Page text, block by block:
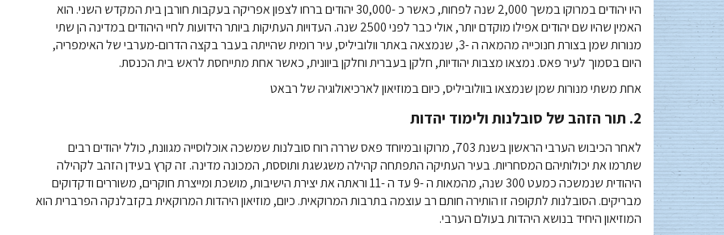
היו יהודים במרוקו במשך 2,000 שנה לפחות, כאשר כ -30,000 יהודים ברחו לצפון אפריקה בעקבות חורבן בית המקדש השני. הוא
האמין שהיו שם יהודים אפילו מוקדם יותר, אולי כבר לפני 2500 שנה. העדויות העתיקות ביותר הידועות לחיי היהודים במדינה הן שתי
מנורות שמן בצורת חנוכייה מהמאה ה -3, שנמצאה באתר וולוביליס, עיר רומית שהייתה בעבר בקצה הדרום-מערבי של האימפריה,
היום בסמוך לעיר פאס. נמצאו מצבות יהודיות, חלקן בעברית וחלקן ביוונית, כאשר אחת מתייחסת לראש בית הכנסת.
אחת משתי מנורות שמן שנמצאו בוולוביליס, כיום במוזיאון לארכיאולוגיה של רבאט
2. תור הזהב של סובלנות ולימוד יהדות
לאחר הכיבוש הערבי הראשון בשנת 703, מרוקו ובמיוחד פאס שררה רוח סובלנות שמשכה אוכלוסייה מגוונת, כולל יהודים רבים
שתרמו את יכולותיהם המסחריות. בעיר העתיקה התפתחה קהילה משגשגת ותוססת, המכונה מדינה. זה קרץ בעידן הזהב לקהילה
היהודית שנמשכה כמעט 300 שנה, מהמאות ה -9 עד ה -11 וראתה את יצירת הישיבות, מושכת ומייצרת חוקרים, משוררים ודקדוקים
מבריקים. הסובלנות לתקופה זו הותירה חותם רב עוצמה בתרבות המרוקאית. כיום, מוזיאון היהדות המרוקאית בקזבלנקה הפרברית הוא
המוזיאון היחיד בנושא היהדות בעולם הערבי.